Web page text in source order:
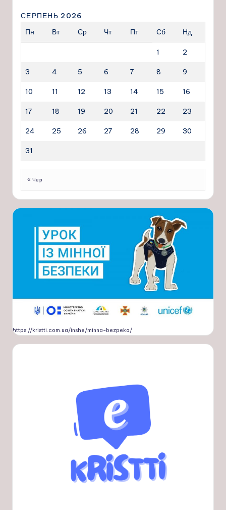
СЕРПЕНЬ 2026
Пн
Вт Ср Чт Пт Сб Нд
1 2
3 4 5 6 7 8 9
10 11 12 13 14 15 16
17 18 19 20 21 22 23
24 25 26 27 28 29 30
31
« Чер
https://kristti.com.ua/inshe/minna-bezpeka/